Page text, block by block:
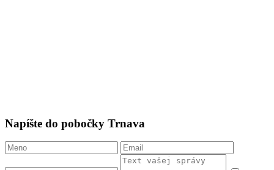
Napíšte do pobočky Trnava